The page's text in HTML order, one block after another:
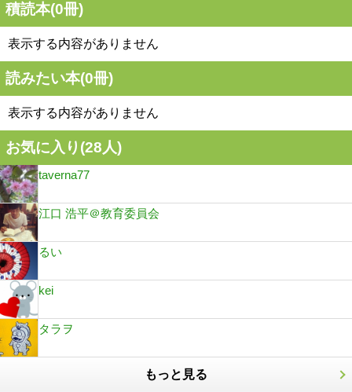
積読本(0冊)
表示する内容がありません
読みたい本(0冊)
表示する内容がありません
お気に入り(28人)
taverna77
江口 浩平＠教育委員会
るい
kei
タラヲ
もっと見る